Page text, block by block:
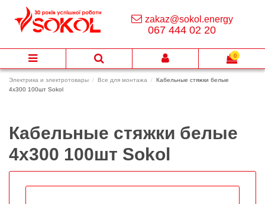
Электрика и электротовары Все для монтажа
Кабельные стяжки белые
4х300 100шт Sokol
Кабельные стяжки белые
4х300 100шт Sokol
zakaz@sokol.energy
067 444 02 20
0